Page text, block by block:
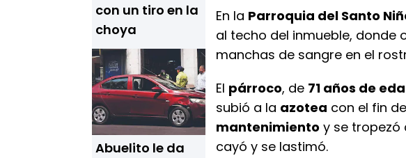
con un tiro en la
choya
Abuelito le da
En la Parroquia del Santo
al techo del inmueble, donde
manchas de sangre en el
El párroco, de 71 años de
subió a la azotea con el fin
mantenimiento y se tropezó
cayó y se lastimó.